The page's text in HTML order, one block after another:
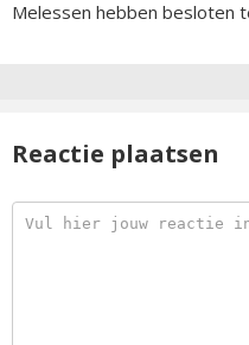
Melessen hebben besloten
Reactie plaatsen